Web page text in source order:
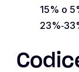
15% o